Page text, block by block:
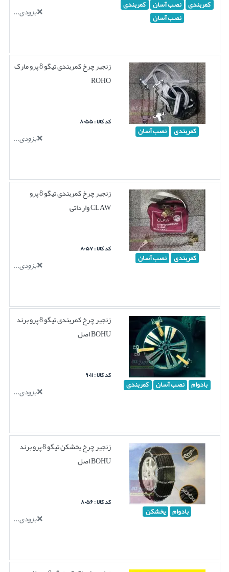
کمربندی نصب آسان کمربندی
نصب آسان
بزودی...
کمربندی نصب آسان
زنجیر چرخ کمربندی تیگو 8 پرو مارک
ROHO
کد کالا : ۸۰۵۵
بزودی...
کمربندی نصب آسان
زنجیر چرخ کمربندی تیگو 8 پرو
CLAW وارداتی
کد کالا : ۸۰۵۷
بزودی...
بادوام نصب آسان کمربندی
زنجیر چرخ کمربندی تیگو 8 پرو برند
BOHU اصل
کد کالا : ۹۰۱۱
بزودی...
بادوام یخشکن
زنجیر چرخ یخشکن تیگو 8 پرو برند
BOHU اصل
کد کالا : ۸۰۵۶
بزودی...